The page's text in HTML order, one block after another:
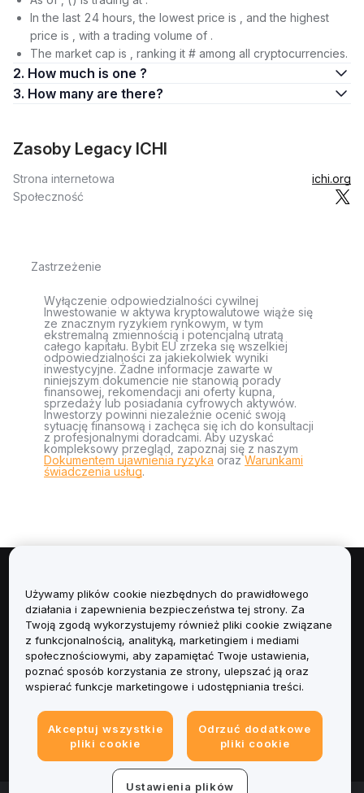
In the last 24 hours, the lowest price is , and the highest
price is , with a trading volume of .
The market cap is , ranking it # among all cryptocurrencies.
2. How much is one ?
3. How many are there?
Zasoby Legacy ICHI
Strona internetowa
ichi.org
Społeczność
Zastrzeżenie
Wyłączenie odpowiedzialności cywilnej
Inwestowanie w aktywa kryptowalutowe wiąże się
ze znacznym ryzykiem rynkowym, w tym
ekstremalną zmiennością i potencjalną utratą
całego kapitału. Bybit EU zrzeka się wszelkiej
odpowiedzialności za jakiekolwiek wyniki
inwestycyjne. Żadne informacje zawarte w
niniejszym dokumencie nie stanowią porady
finansowej, rekomendacji ani oferty kupna,
sprzedaży lub posiadania cyfrowych aktywów.
Inwestorzy powinni niezależnie ocenić swoją
sytuację finansową i zachęca się ich do konsultacji
z profesjonalnymi doradcami. Aby uzyskać
kompleksowy przegląd, zapoznaj się z naszym
Dokumentem ujawnienia ryzyka orazWarunkami
świadczenia usług.
Informacje
Usługi
Obsługa Klienta
Informacje prawne
Używamy plików cookie niezbędnych do prawidłowego
działania i zapewnienia bezpieczeństwa tej strony. Za
Twoją zgodą wykorzystujemy również pliki cookie związane
z funkcjonalnością, analityką, marketingiem i mediami
społecznościowymi, aby zapamiętać Twoje ustawienia,
poznać sposób korzystania ze strony, ulepszać ją oraz
wspierać funkcje marketingowe i udostępniania treści.
Akceptuj wszystkie
pliki cookie
Odrzuć dodatkowe
pliki cookie
Ustawienia plików